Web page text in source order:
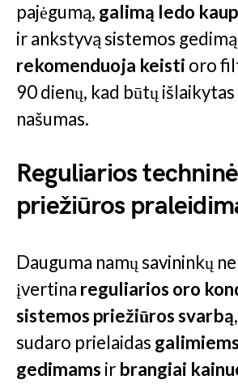
pajėgumą, galimą ledo
ir ankstyvą sistemos
rekomenduoja keisti oro
90 dienų, kad būtų
našumas.
Reguliarios
priežiūros
Dauguma namų savininkų
įvertina reguliarios oro
sistemos priežiūrossvarbą
sudaro prielaidas
gedimams ir brangiai